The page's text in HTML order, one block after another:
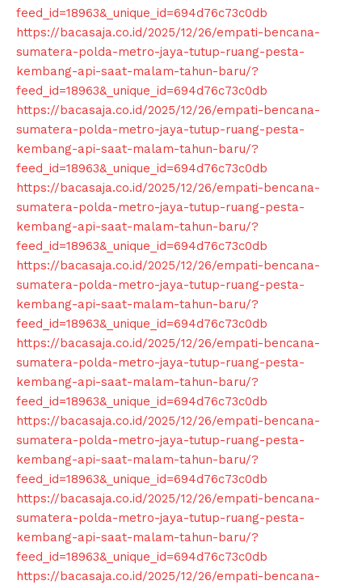
feed_id=18963&_unique_id=694d76c73c0db
https://bacasaja.co.id/2025/12/26/empati-bencana-
sumatera-polda-metro-jaya-tutup-ruang-pesta-
kembang-api-saat-malam-tahun-baru/?
feed_id=18963&_unique_id=694d76c73c0db
https://bacasaja.co.id/2025/12/26/empati-bencana-
sumatera-polda-metro-jaya-tutup-ruang-pesta-
kembang-api-saat-malam-tahun-baru/?
feed_id=18963&_unique_id=694d76c73c0db
https://bacasaja.co.id/2025/12/26/empati-bencana-
sumatera-polda-metro-jaya-tutup-ruang-pesta-
kembang-api-saat-malam-tahun-baru/?
feed_id=18963&_unique_id=694d76c73c0db
https://bacasaja.co.id/2025/12/26/empati-bencana-
sumatera-polda-metro-jaya-tutup-ruang-pesta-
kembang-api-saat-malam-tahun-baru/?
feed_id=18963&_unique_id=694d76c73c0db
https://bacasaja.co.id/2025/12/26/empati-bencana-
sumatera-polda-metro-jaya-tutup-ruang-pesta-
kembang-api-saat-malam-tahun-baru/?
feed_id=18963&_unique_id=694d76c73c0db
https://bacasaja.co.id/2025/12/26/empati-bencana-
sumatera-polda-metro-jaya-tutup-ruang-pesta-
kembang-api-saat-malam-tahun-baru/?
feed_id=18963&_unique_id=694d76c73c0db
https://bacasaja.co.id/2025/12/26/empati-bencana-
sumatera-polda-metro-jaya-tutup-ruang-pesta-
kembang-api-saat-malam-tahun-baru/?
feed_id=18963&_unique_id=694d76c73c0db
https://bacasaja.co.id/2025/12/26/empati-bencana-